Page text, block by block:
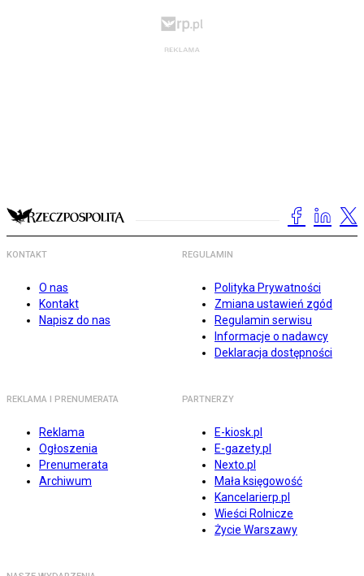
KONTAKT
O nas
Kontakt
Napisz do nas
REGULAMIN
Polityka Prywatności
Zmiana ustawień zgód
Regulamin serwisu
Informacje o nadawcy
Deklaracja dostępności
REKLAMA I PRENUMERATA
Reklama
Ogłoszenia
Prenumerata
Archiwum
PARTNERZY
E-kiosk.pl
E-gazety.pl
Nexto.pl
Mała księgowość
Kancelarierp.pl
Wieści Rolnicze
Życie Warszawy